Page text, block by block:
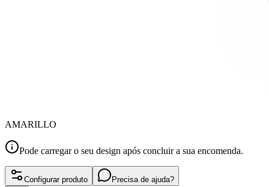
AMARILLO
Pode carregar o seu design após concluir a sua encomenda.
Configurar produto Precisa de ajuda?